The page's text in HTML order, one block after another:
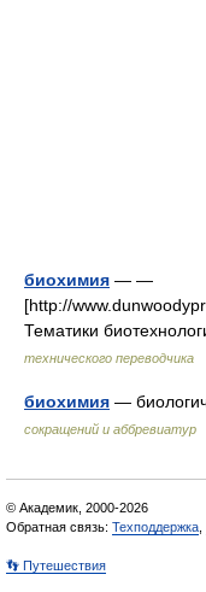
биохимия — —
[http://
Тематики
технического переводчика
биохимия —
сокращений и аббревиатур
© Академик, 2000-2026
Обратная связь: Техподдержка
👣 Путешествия